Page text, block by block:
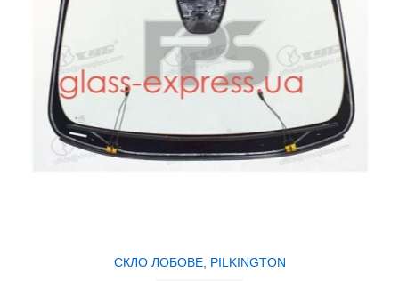
СКЛО ЛОБОВЕ, PILKINGTON